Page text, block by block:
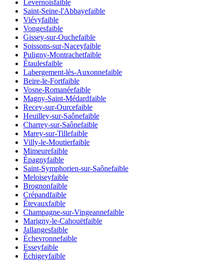
Levernoisfaible
Saint-Seine-l'Abbayefaible
Viévyfaible
Vongesfaible
Gissey-sur-Ouchefaible
Soissons-sur-Naceyfaible
Puligny-Montrachetfaible
Étaulesfaible
Labergement-lès-Auxonnefaible
Beire-le-Fortfaible
Vosne-Romanéefaible
Magny-Saint-Médardfaible
Recey-sur-Ourcefaible
Heuilley-sur-Saônefaible
Charrey-sur-Saônefaible
Marey-sur-Tillefaible
Villy-le-Moutierfaible
Mimeurefaible
Épagnyfaible
Saint-Symphorien-sur-Saônefaible
Meloiseyfaible
Brognonfaible
Crépandfaible
Étevauxfaible
Champagne-sur-Vingeannefaible
Marigny-le-Cahouëtfaible
Jallangesfaible
Échevronnefaible
Esseyfaible
Échigeyfaible